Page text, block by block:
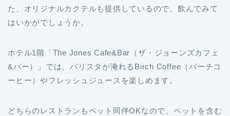
た、オリジナルカクテルも提供しているので、飲んでみて
はいかがでしょうか。
ホテル1階「The Jones Cafe&Bar（ザ・ジョーンズカフェ
&バー）」では、バリスタが淹れるBirch Coffee（バーチコ
ーヒー）やフレッシュジュースを楽しめます。
どちらのレストランもペット同伴OKなので、ペットを含む